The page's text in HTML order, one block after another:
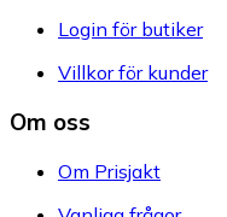
Login för butiker
Villkor för kunder
Om oss
Om Prisjakt